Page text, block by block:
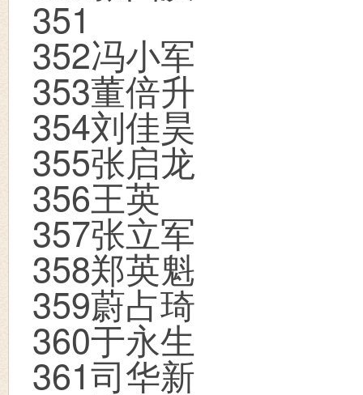
351
352冯小军
353董倍升
354刘佳昊
355张启龙
356王英
357张立军
358郑英魁
359蔚占琦
360于永生
361司华新